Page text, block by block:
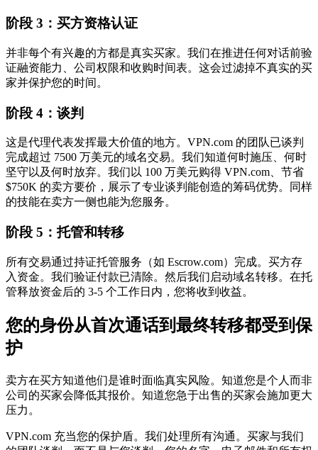
阶段 3：买方资格认证
并非每个有兴趣的方都是真实买家。我们在推进任何对话前验
证融资能力、公司权限和收购时间表。这会过滤掉不真实的买
家并保护您的时间。
阶段 4：谈判
这是代理代表发挥最大价值的地方。VPN.com 的团队已谈判
完成超过 7500 万美元的域名交易。我们知道何时施压、何时
坚守以及何时放弃。我们以 100 万美元购得 VPN.com、节省
$750K 的卖方要价，展示了专业谈判能创造的筹码优势。同样
的技能在卖方一侧也能为您服务。
阶段 5：托管和转移
所有交易通过持证托管服务（如 Escrow.com）完成。买方存
入资金。我们验证付款已清除。然后我们启动域名转移。在托
管释放资金后的 3-5 个工作日内，您将收到收益。
您的身份从首次通话到最终转移都受到保
护
卖方在买方知道他们是谁时面临真实风险。知道您是个人而非
公司的买家会降低其报价。知道您急于出售的买家会施加更大
压力。
VPN.com 充当您的保护盾。我们处理所有沟通。买家与我们